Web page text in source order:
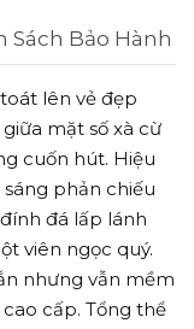
Sách Bảo Hành
lên vẻ đẹp
mặt số xà cừ
cuốn hút. Hiệu
phản chiếu
đá lấp lánh
viên ngọc quý.
nhưng vẫn mềm
cấp. Tổng thể